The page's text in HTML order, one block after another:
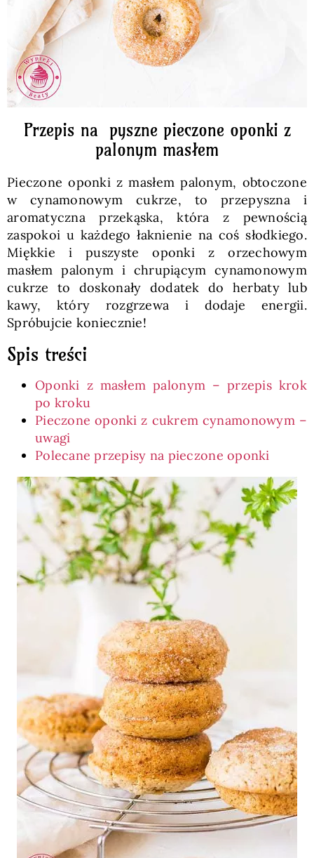
Polski
Przepis na pyszne pieczone oponki z
palonym masłem
Pieczone oponki z masłem palonym, obtoczone
w cynamonowym cukrze, to przepyszna i
aromatyczna przekąska, która z pewnością
zaspokoi u każdego łaknienie na coś słodkiego.
Miękkie i puszyste oponki z orzechowym
masłem palonym i chrupiącym cynamonowym
cukrze to doskonały dodatek do herbaty lub
kawy, który rozgrzewa i dodaje energii.
Spróbujcie koniecznie!
Spis treści
Oponki z masłem palonym – przepis krok
po kroku
Pieczone oponki z cukrem cynamonowym –
uwagi
Polecane przepisy na pieczone oponki